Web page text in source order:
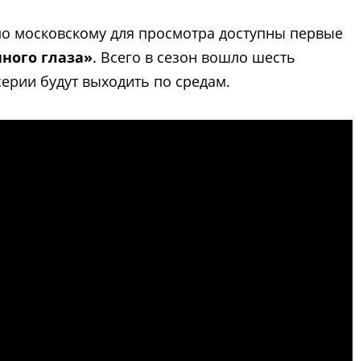
московскому для просмотра доступны первые
глаза». Всего в сезон вошло шесть
будут выходить по средам.